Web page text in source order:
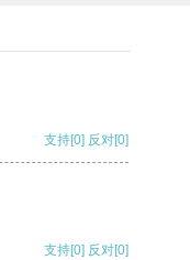
支持[0] 反对[0]
支持[0] 反对[0]